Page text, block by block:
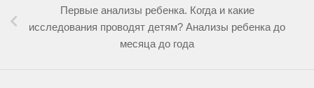
Первые анализы ребенка. Когда и какие
исследования проводят детям? Анализы ребенка до
месяца до года